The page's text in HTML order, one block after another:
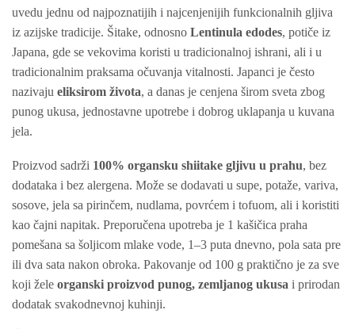
uvedu jednu od najpoznatijih i najcenjenijih funkcionalnih gljiva
iz azijske tradicije. Šitake, odnosno Lentinula edodes, potiče iz
Japana, gde se vekovima koristi u tradicionalnoj ishrani, ali i u
tradicionalnim praksama očuvanja vitalnosti. Japanci je često
nazivaju eliksirom života, a danas je cenjena širom sveta zbog
punog ukusa, jednostavne upotrebe i dobrog uklapanja u kuvana
jela.
Proizvod sadrži 100% organsku shiitake gljivu u prahu, bez
dodataka i bez alergena. Može se dodavati u supe, potaže, variva,
sosove, jela sa pirinčem, nudlama, povrćem i tofuom, ali i koristiti
kao čajni napitak. Preporučena upotreba je 1 kašičica praha
pomešana sa šoljicom mlake vode, 1–3 puta dnevno, pola sata pre
ili dva sata nakon obroka. Pakovanje od 100 g praktično je za sve
koji žele organski proizvod punog, zemljanog ukusa i prirodan
dodatak svakodnevnoj kuhinji.